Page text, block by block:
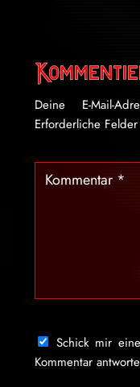
Deine E-Mail-
Erforderliche
Schick mir
Kommentar